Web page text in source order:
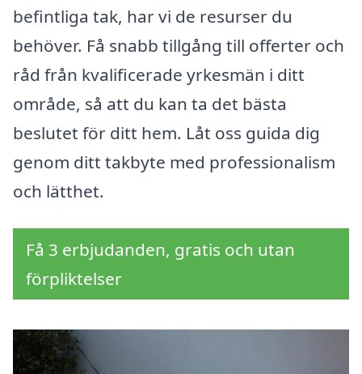
befintliga tak, har vi de resurser du
behöver. Få snabb tillgång till offerter och
råd från kvalificerade yrkesmän i ditt
område, så att du kan ta det bästa
beslutet för ditt hem. Låt oss guida dig
genom ditt takbyte med professionalism
och lätthet.
Få 3 erbjudanden, gratis och utan
förpliktelser